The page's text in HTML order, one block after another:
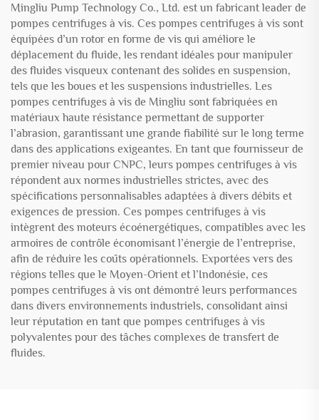
Mingliu Pump Technology Co., Ltd. est un fabricant leader de
pompes centrifuges à vis. Ces pompes centrifuges à vis sont
équipées d’un rotor en forme de vis qui améliore le
déplacement du fluide, les rendant idéales pour manipuler
des fluides visqueux contenant des solides en suspension,
tels que les boues et les suspensions industrielles. Les
pompes centrifuges à vis de Mingliu sont fabriquées en
matériaux haute résistance permettant de supporter
l’abrasion, garantissant une grande fiabilité sur le long terme
dans des applications exigeantes. En tant que fournisseur de
premier niveau pour CNPC, leurs pompes centrifuges à vis
répondent aux normes industrielles strictes, avec des
spécifications personnalisables adaptées à divers débits et
exigences de pression. Ces pompes centrifuges à vis
intègrent des moteurs écoénergétiques, compatibles avec les
armoires de contrôle économisant l’énergie de l’entreprise,
afin de réduire les coûts opérationnels. Exportées vers des
régions telles que le Moyen-Orient et l’Indonésie, ces
pompes centrifuges à vis ont démontré leurs performances
dans divers environnements industriels, consolidant ainsi
leur réputation en tant que pompes centrifuges à vis
polyvalentes pour des tâches complexes de transfert de
fluides.